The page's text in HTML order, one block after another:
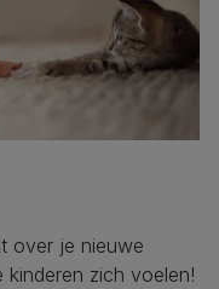
over je nieuwe
zich voelen!